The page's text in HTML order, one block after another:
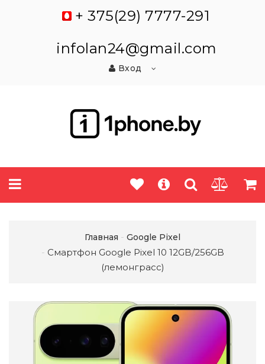
+ 375(29) 7777-291
infolan24@gmail.com
Вход
Главная Google Pixel
Смартфон Google Pixel 10 12GB/256GB
(лемонграсс)